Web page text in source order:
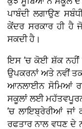
ਪਾਬੰਦੀ ਲਗਾਉਣ
ਕੇਂਦਰ ਸਰਕਾਰ ਹੀ ਹੈ
ਸਕਦੀ ਹੈ।
ਇਸ ’ਚ ਕੋਈ ਸ਼ੱਕ
ਉਪਕਰਨਾਂ ਅਤੇ ਨਵੀਂ
ਆਨਲਾਈਨ ਸੋਮਿਆਂ
ਸਕੂਲਾਂ ਲਈ ਮਹੱਤਵਪੂਰਨ
’ਚ ਲਾਇਬ੍ਰੇਰੀਆਂ ਜਾਂ
ਰਫਤਾਰ ਨਾਲ ਵਧਣ ਦੇ